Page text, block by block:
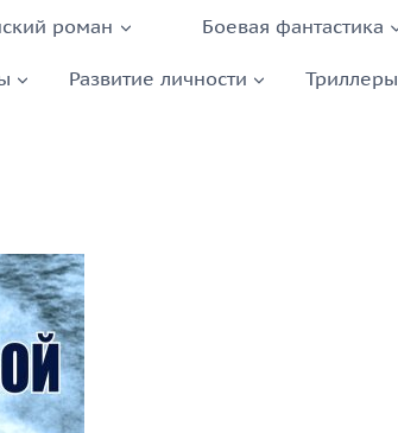
роман Боевая фантастика
Развитие личности Триллеры